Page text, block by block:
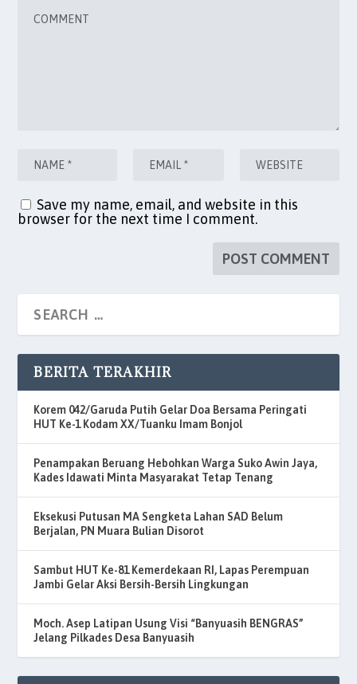
Save my name, email, and website in this
browser for the next time I comment.
BERITA TERAKHIR
Korem 042/Garuda Putih Gelar Doa Bersama Peringati
HUT Ke-1 Kodam XX/Tuanku Imam Bonjol
Penampakan Beruang Hebohkan Warga Suko Awin Jaya,
Kades Idawati Minta Masyarakat Tetap Tenang
Eksekusi Putusan MA Sengketa Lahan SAD Belum
Berjalan, PN Muara Bulian Disorot
Sambut HUT Ke-81 Kemerdekaan RI, Lapas Perempuan
Jambi Gelar Aksi Bersih-Bersih Lingkungan
Moch. Asep Latipan Usung Visi “Banyuasih BENGRAS”
Jelang Pilkades Desa Banyuasih